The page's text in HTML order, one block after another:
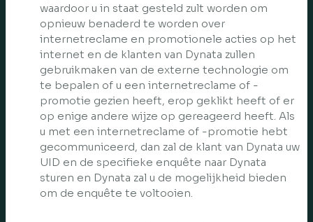
waardoor u in staat gesteld zult worden om
opnieuw benaderd te worden over
internetreclame en promotionele acties op het
internet en de klanten van Dynata zullen
gebruikmaken van de externe technologie om
te bepalen of u een internetreclame of -
promotie gezien heeft, erop geklikt heeft of er
op enige andere wijze op gereageerd heeft. Als
u met een internetreclame of -promotie hebt
gecommuniceerd, dan zal de klant van Dynata uw
UID en de specifieke enquête naar Dynata
sturen en Dynata zal u de mogelijkheid bieden
om de enquête te voltooien.